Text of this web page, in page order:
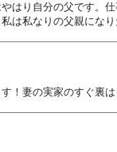
はり自分の父です。
は私なりの父親にな
！妻の実家のすぐ裏